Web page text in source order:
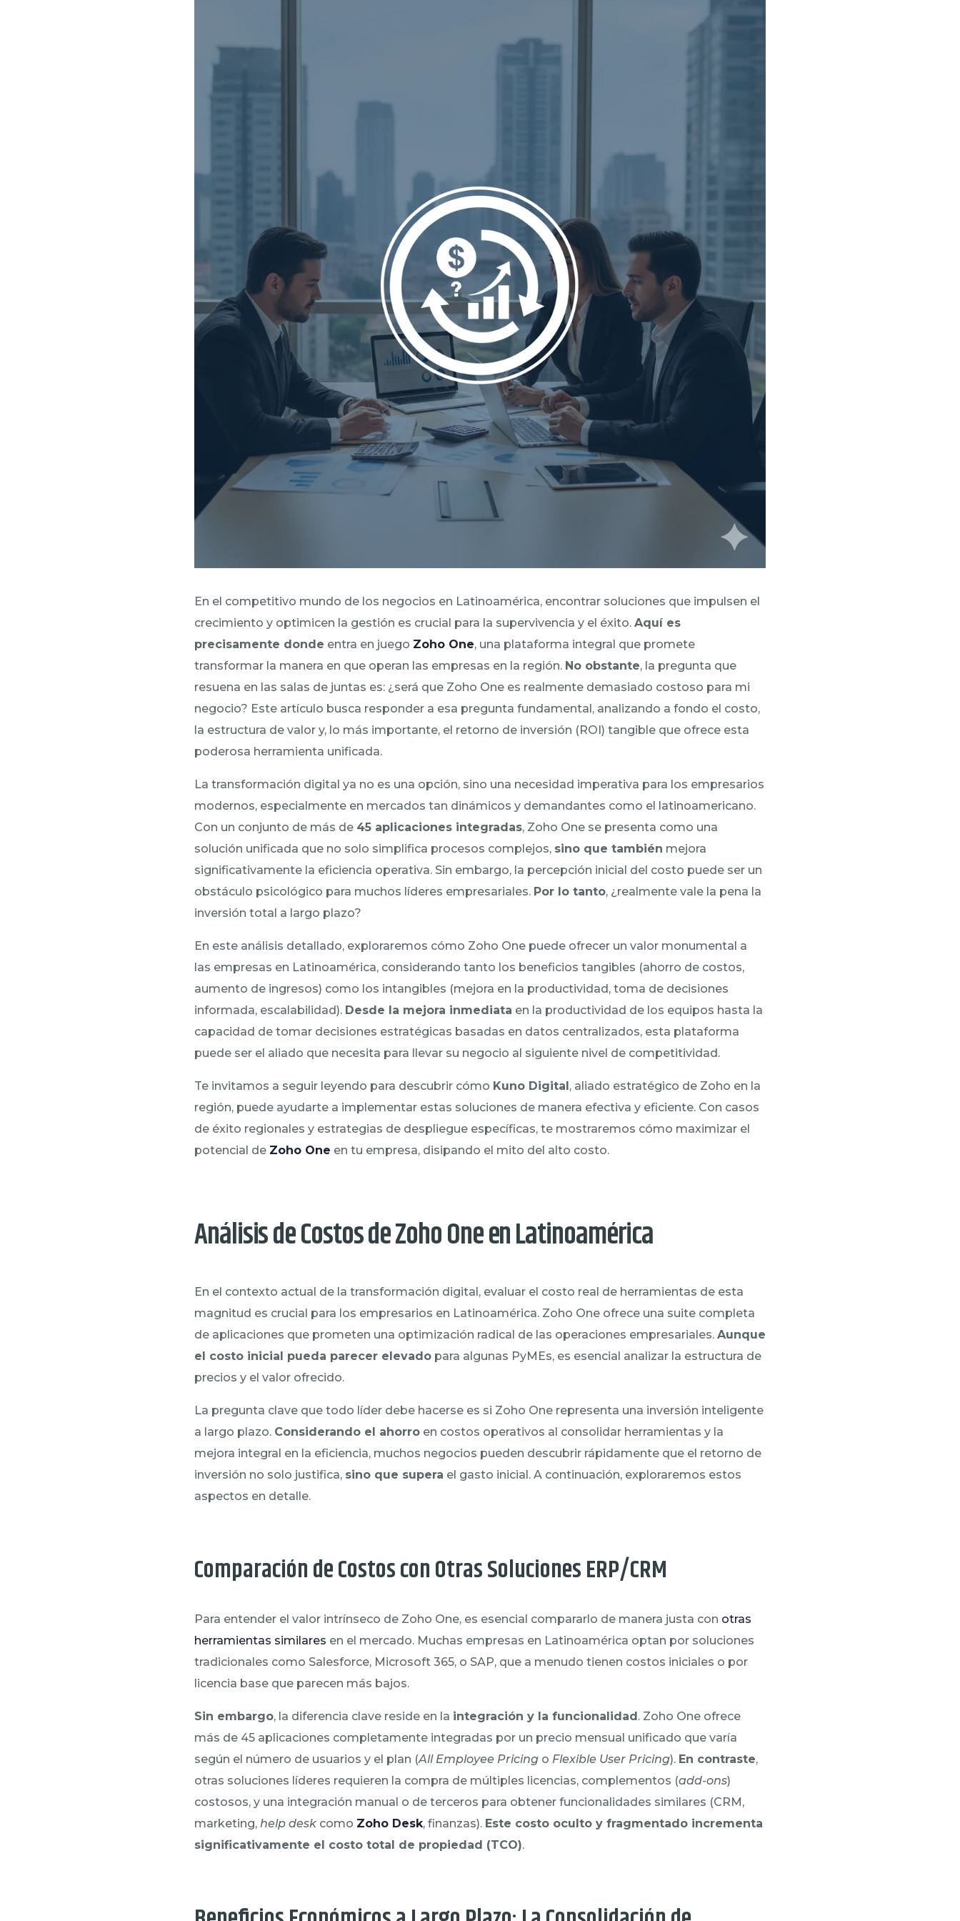
En el competitivo mundo de los negocios en Latinoamérica, encontrar soluciones que impulsen el
crecimiento y optimicen la gestión es crucial para la supervivencia y el éxito. Aquí es
precisamente donde entra en juego Zoho One, una plataforma integral que promete
transformar la manera en que operan las empresas en la región. No obstante, la pregunta que
resuena en las salas de juntas es: ¿será que Zoho One es realmente demasiado costoso para mi
negocio? Este artículo busca responder a esa pregunta fundamental, analizando a fondo el costo,
la estructura de valor y, lo más importante, el retorno de inversión (ROI) tangible que ofrece esta
poderosa herramienta unificada.
La transformación digital ya no es una opción, sino una necesidad imperativa para los empresarios
modernos, especialmente en mercados tan dinámicos y demandantes como el latinoamericano.
Con un conjunto de más de 45 aplicaciones integradas, Zoho One se presenta como una
solución unificada que no solo simplifica procesos complejos, sino que también mejora
significativamente la eficiencia operativa. Sin embargo, la percepción inicial del costo puede ser un
obstáculo psicológico para muchos líderes empresariales. Por lo tanto, ¿realmente vale la pena la
inversión total a largo plazo?
En este análisis detallado, exploraremos cómo Zoho One puede ofrecer un valor monumental a
las empresas en Latinoamérica, considerando tanto los beneficios tangibles (ahorro de costos,
aumento de ingresos) como los intangibles (mejora en la productividad, toma de decisiones
informada, escalabilidad). Desde la mejora inmediata en la productividad de los equipos hasta la
capacidad de tomar decisiones estratégicas basadas en datos centralizados, esta plataforma
puede ser el aliado que necesita para llevar su negocio al siguiente nivel de competitividad.
Te invitamos a seguir leyendo para descubrir cómo Kuno Digital, aliado estratégico de Zoho en la
región, puede ayudarte a implementar estas soluciones de manera efectiva y eficiente. Con casos
de éxito regionales y estrategias de despliegue específicas, te mostraremos cómo maximizar el
potencial de Zoho One en tu empresa, disipando el mito del alto costo.
Análisis de Costos de Zoho One en Latinoamérica
En el contexto actual de la transformación digital, evaluar el costo real de herramientas de esta
magnitud es crucial para los empresarios en Latinoamérica. Zoho One ofrece una suite completa
de aplicaciones que prometen una optimización radical de las operaciones empresariales. Aunque
el costo inicial pueda parecer elevado para algunas PyMEs, es esencial analizar la estructura de
precios y el valor ofrecido.
La pregunta clave que todo líder debe hacerse es si Zoho One representa una inversión inteligente
a largo plazo. Considerando el ahorro en costos operativos al consolidar herramientas y la
mejora integral en la eficiencia, muchos negocios pueden descubrir rápidamente que el retorno de
inversión no solo justifica, sino que supera el gasto inicial. A continuación, exploraremos estos
aspectos en detalle.
Comparación de Costos con Otras Soluciones ERP/CRM
Para entender el valor intrínseco de Zoho One, es esencial compararlo de manera justa con otras
herramientas similares en el mercado. Muchas empresas en Latinoamérica optan por soluciones
tradicionales como Salesforce, Microsoft 365, o SAP, que a menudo tienen costos iniciales o por
licencia base que parecen más bajos.
Sin embargo, la diferencia clave reside en la integración y la funcionalidad. Zoho One ofrece
más de 45 aplicaciones completamente integradas por un precio mensual unificado que varía
según el número de usuarios y el plan (All Employee Pricing o Flexible User Pricing). En contraste,
otras soluciones líderes requieren la compra de múltiples licencias, complementos (add-ons)
costosos, y una integración manual o de terceros para obtener funcionalidades similares (CRM,
marketing, help desk como Zoho Desk, finanzas). Este costo oculto y fragmentado incrementa
significativamente el costo total de propiedad (TCO).